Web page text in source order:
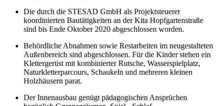
Die durch die STESAD GmbH als Projektsteuerer
koordinierten Bautätigkeiten an der Kita Hopfgartenstraße
sind bis Ende Oktober 2020 abgeschlossen worden.
Behördliche Abnahmen sowie Restarbeiten im neugestalteten
Außenbereich sind abgeschlossen. Für die Kinder stehen ein
Klettergerüst mit kombinierter Rutsche, Wasserspielplatz,
Naturkletterparcours, Schaukeln und mehreren kleinen
Holzhäusern parat.
Der Innenausbau genügt pädagogischen Ansprüchen